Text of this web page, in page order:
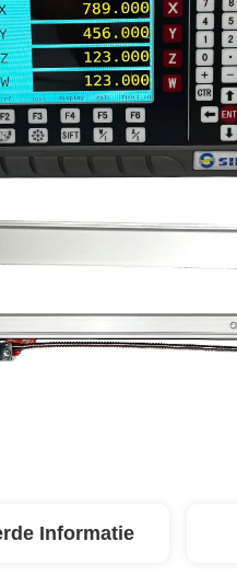
Informatie